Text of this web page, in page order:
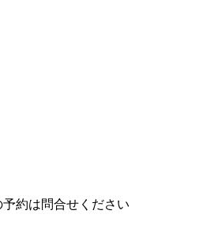
約は問合せください